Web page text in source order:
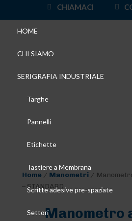
CHIAMACI
Home / Manometri /
– STANDARD
Manometro
HOME
CHI SIAMO
SERIGRAFIA INDUSTRIALE
Targhe
Pannelli
Etichette
Tastiere a Membrana
Scritte adesive pre-spaziate
Settori